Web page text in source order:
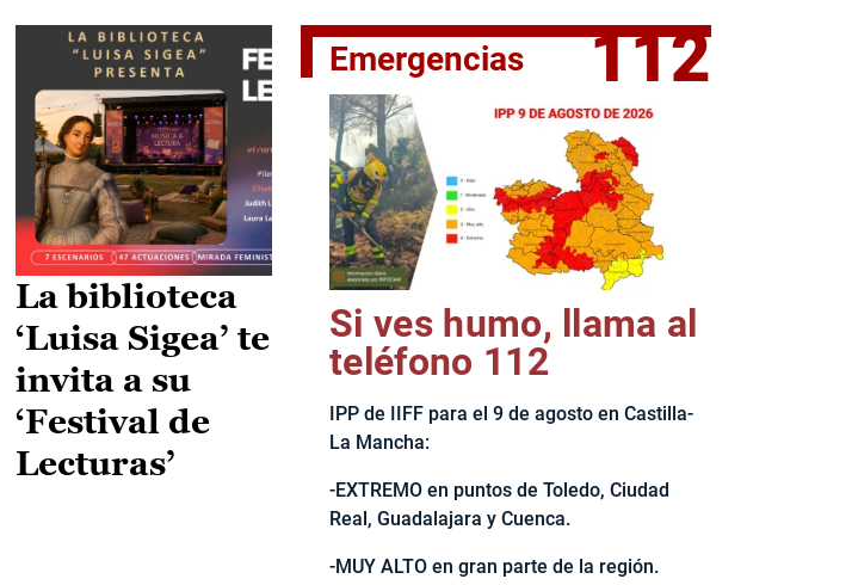
II Vuelta Ciclista CLM LEADER
La biblioteca
‘Luisa Sigea’ te
invita a su
‘Festival de
Lecturas’
Emergencias 112
Si ves humo, llama al
teléfono 112
IPP de IIFF para el 9 de agosto en Castilla-
La Mancha:
-EXTREMO en puntos de Toledo, Ciudad
Real, Guadalajara y Cuenca.
-MUY ALTO en gran parte de la región.